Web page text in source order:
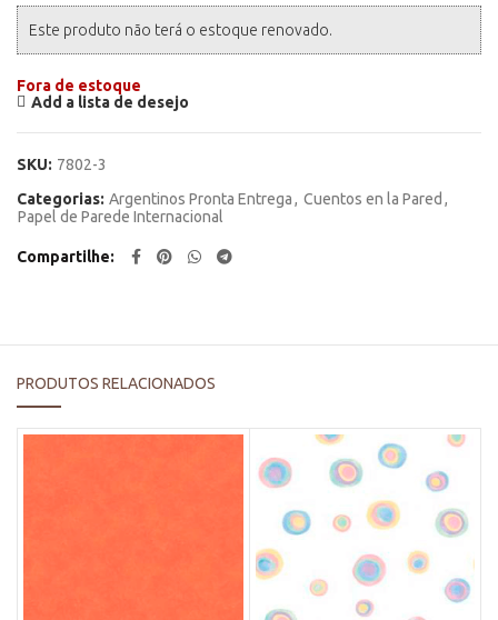
Este produto não terá o estoque renovado.
Fora de estoque
Add a lista de desejo
SKU: 7802-3
Categorias: Argentinos Pronta Entrega, Cuentos en la Pared ,
Papel de Parede Internacional
Compartilhe
PRODUTOS RELACIONADOS